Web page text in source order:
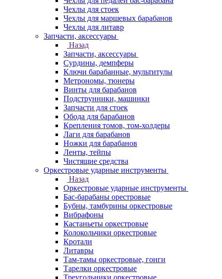
Чехлы для стоек
Чехлы для маршевых барабанов
Чехлы для литавр
Запчасти, аксессуары
Назад
Запчасти, аксессуары
Сурдины, демпферы
Ключи барабанные, мультитулы
Метрономы, тюнеры
Винты для барабанов
Подструнники, машинки
Запчасти для стоек
Обода для барабанов
Крепления томов, том-холдеры
Лаги для барабанов
Ножки для барабанов
Ленты, тейпы
Чистящие средства
Оркестровые ударные инструменты
Назад
Оркестровые ударные инструменты
Бас-барабаны орестровые
Бубны, тамбурины оркестровые
Вибрафоны
Кастаньеты оркестровые
Колокольчики оркестровые
Кротали
Литавры
Там-тамы оркестровые, гонги
Тарелки оркестровые
Треугольники оркестровые